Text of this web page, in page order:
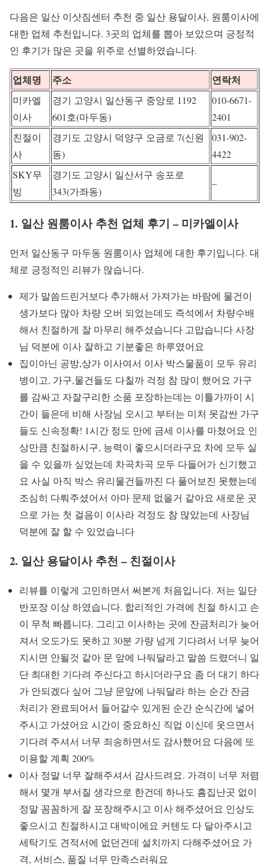
다음은 일산 이삿짐센터 추천 중 일산 용달이사, 원룸이사에
대한 업체 추천입니다. 3곳의 업체를 뽑아 보았으며 긍정적
인 후기가 많은 곳을 위주로 선별하였습니다.
업체명 주소 연락처
미카엘
이사
경기 고양시 일산동구 중앙로 1192
601호(마두동)
010-6671-
2401
친절이
사
경기도 고양시 덕양구 오금로 7(신원
동)
031-902-
4422
SKY무
빙
경기도 고양시 일산서구 송포로
343(가좌동)
–
1. 일산 원룸이사 추천 업체 후기 – 미카엘이사
먼저 일산동구 마두동 원룸이사 업체에 대한 후기입니다. 대
체로 긍정적인 리뷰가 많습니다.
제가 말씀드린거보다 추가해서 가져가는 바람에 물건이
생가보다 많아 차량 오버 되었는데도 즉석에서 차량수배
해서 친절하게 잘 마무리 해주셨습니다 고맙습니다 사장
님 덕분에 이사 잘하고 기분좋은 하루였어요
집이아닌 공방,상가 이사여서 이사 박스물품이 모두 유리
병이고, 가구,물건들도 다칠까 걱정 참 많이 했어요 가구
를 감싸고 자잘구리한 소품 포장하는데는 이틀가까이 시
간이 들은데 비해 사장님 오시고 부터는 미처 못감싼 가구
들도 신속정확! 1시간 정도 만에 금세 이사를 마쳤어요 인
상만큼 친절하시구, 능력이 좋으시더라구요 차에 모두 실
을 수 있을까 싶었는데 차곡차곡 모두 다들어가 신기했고
요 사실 아직 박스 유리물건들까진 다 풀어보진 못했는데
조심히 다뤄주셨어서 아마 문제 없을거 같아요 새로운 곳
으로 가는 첫 걸음이 이사라 걱정도 참 많았는데 사장님
덕분에 잘 할 수 있었습니다
2. 일산 용달이사 추천 – 친절이사
리뷰를 이렇게 고민하면서 써본게 처음입니다. 저는 일단
반포장 이상 하였습니다. 합리적인 가격에 친절 하시고 손
이 무척 빠릅니다. 그리고 이사하는 곳에 잔금처리가 늦어
져서 오도가도 못하고 30분 가량 넘게 기다려서 너무 늦어
지시면 안될것 같아 문 앞에 나둬달라고 말씀 드렸더니 일
단 최대한 기다려 주신다고 하시더라구요 좀 더 대기 하다
가 안되겠다 싶어 그냥 문앞에 나둬달라 하는 순간 잔금
처리가 완료되어서 들어갈수 있게된 순간 순식간에 넣어
주시고 가셨어요 시간이 중요하신 직업 이신데 웃으면서
기다려 주셔서 너무 죄송하면서도 감사했어요 다음에 또
이용할 계획 200%
이사 정말 너무 잘해주셔서 감사드려요. 가격이 너무 저렴
해서 몇개 부서질 생각으로 한건데 하나도 흠집난곳 없이
정말 꼼꼼하게 잘 포장해주시고 이사 해주셨어요 인상도
좋으시고 친절하시고 대박이에요 커텐도 다 달아주시고
세탁기도 견적서에 없던건데 설치까지 다해주셨어요 가
격, 서비스, 품질 너무 만족스러워요